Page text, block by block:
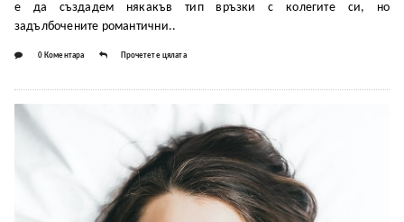
е да създадем някакъв тип връзки с колегите си, но
задълбочените романтични..
0 Коментара Прочетете цялата